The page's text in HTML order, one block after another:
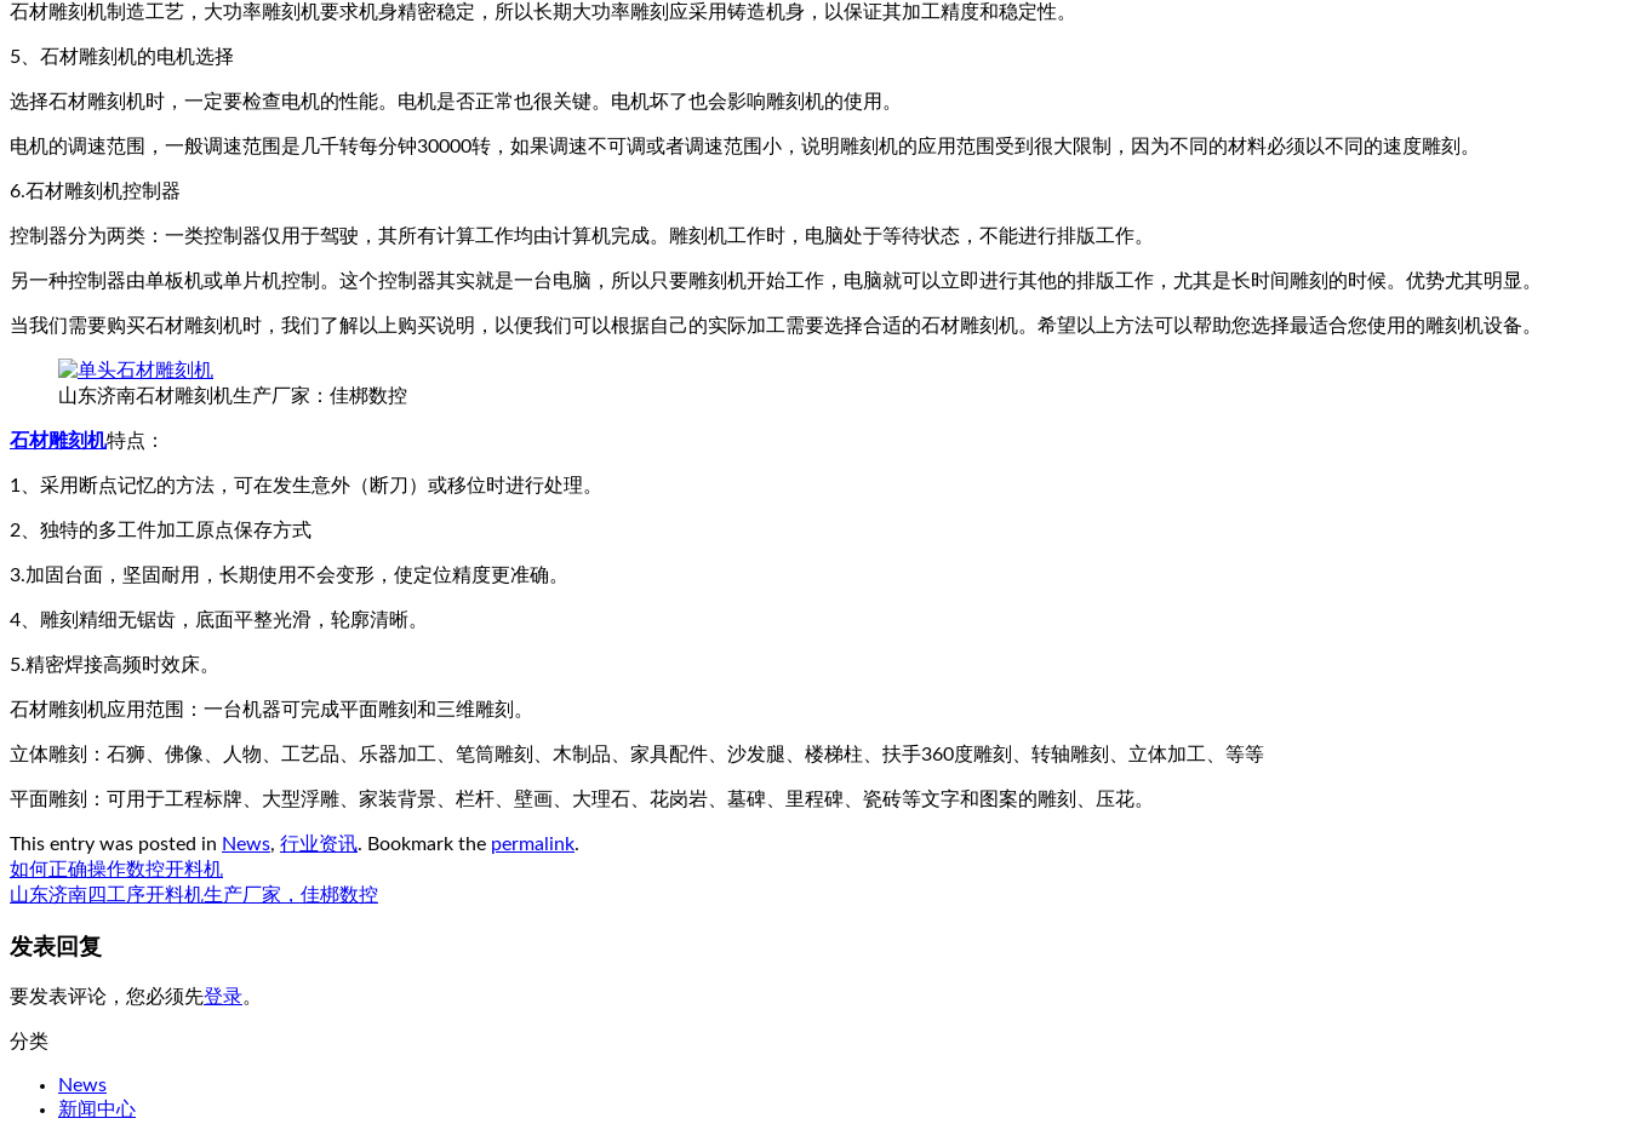
石材雕刻机制造工艺，大功率雕刻​​机要求机身精密稳定，所以长期大功率雕刻​​应采用铸造机身，以保证其加工精度和稳定性。
5、石材雕刻机的电机选择
选择石材雕刻机时，一定要检查电机的性能。电机是否正常也很关键。电机坏了也会影响雕刻机的使用。
电机的调速范围，一般调速范围是几千转每分钟30000转，如果调速不可调或者调速范围小，说明雕刻机的应用范围受到很大限制，因为不同的材料必须以不同的速度雕刻。
6.石材雕刻机控制器
控制器分为两类：一类控制器仅用于驾驶，其所有计算工作均由计算机完成。雕刻机工作时，电脑处于等待状态，不能进行排版工作。
另一种控制器由单板机或单片机控制。这个控制器其实就是一台电脑，所以只要雕刻机开始工作，电脑就可以立即进行其他的排版工作，尤其是长时间雕刻的时候。优势尤其明显。
当我们需要购买石材雕刻机时，我们了解以上购买说明，以便我们可以根据自己的实际加工需要选择合适的石材雕刻机。希望以上方法可以帮助您选择最适合您使用的雕刻机设备。
山东济南石材雕刻机生产厂家：佳梆数控
石材雕刻机特点：
1、采用断点记忆的方法，可在发生意外（断刀）或移位时进行处理。
2、独特的多工件加工原点保存方式
3.加固台面，坚固耐用，长期使用不会变形，使定位精度更准确。
4、雕刻精细无锯齿，底面平整光滑，轮廓清晰。
5.精密焊接高频时效床。
石材雕刻机应用范围：一台机器可完成平面雕刻和三维雕刻。
立体雕刻：石狮、佛像、人物、工艺品、乐器加工、笔筒雕刻、木制品、家具配件、沙发腿、楼梯柱、扶手360度雕刻、转轴雕刻、立体加工、等等
平面雕刻：可用于工程标牌、大型浮雕、家装背景、栏杆、壁画、大理石、花岗岩、墓碑、里程碑、瓷砖等文字和图案的雕刻、压花。
This entry was posted in News, 行业资讯. Bookmark the permalink.
如何正确操作数控开料机
山东济南四工序开料机生产厂家，佳梆数控
发表回复
要发表评论，您必须先登录。
分类
News
新闻中心